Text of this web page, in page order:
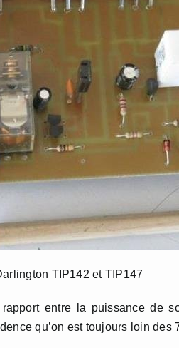
TIP142 et TIP147
entre la puissance de
qu’on est toujours loin des